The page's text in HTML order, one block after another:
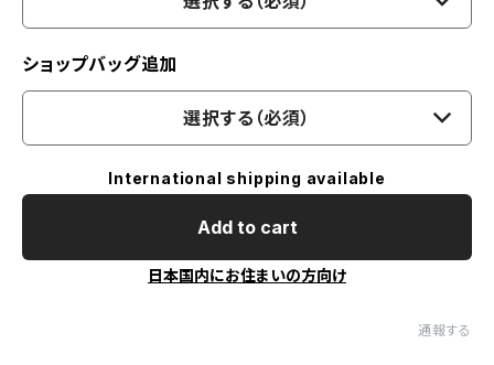
ショップバッグ追加
選択する（必須）
International shipping available
Add to cart
日本国内にお住まいの方向け
通報する